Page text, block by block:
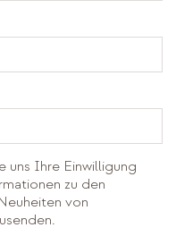
uns Ihre Einwilligung
zu den
von